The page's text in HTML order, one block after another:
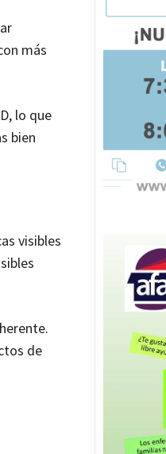
más
lo que
bien
visibles
de